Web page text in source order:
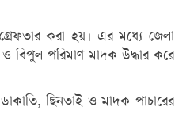
করা হয়। এর মধ্যে জেলা
ও বিপুল পরিমাণ মাদক উদ্ধার করে
ছিনতাই ও মাদক পাচারের